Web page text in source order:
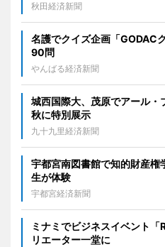
秋田経済新聞
名護でクイズ企画「
90問
やんばる経済新聞
城西国際大、茂原でアール
秋に特別展示
九十九里経済新聞
宇都宮南図書館で知的財産
生が体験
宇都宮経済新聞
ミナミでビジネスイベント
リエーター一堂に